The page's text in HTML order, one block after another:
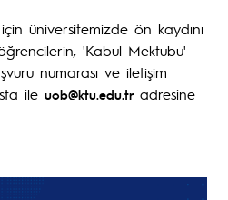
üniversitemizde ön kaydını
'Kabul Mektubu'
numarası ve iletişim
ile uob@ktu.edu.tr adresine